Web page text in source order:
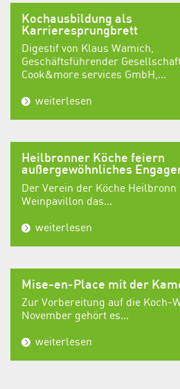
Kochausbildung als
Karrieresprungbrett
Digestif von Klaus Wamich,
Geschäftsführender
Cook&more services GmbH,...
weiterlesen
Heilbronner Köche feiern
außergewöhnliches
Der Verein der Köche Heilbronn
Weinpavillon das...
weiterlesen
Mise-en-Place mit der
Zur Vorbereitung auf die Koch-
November gehört es...
weiterlesen